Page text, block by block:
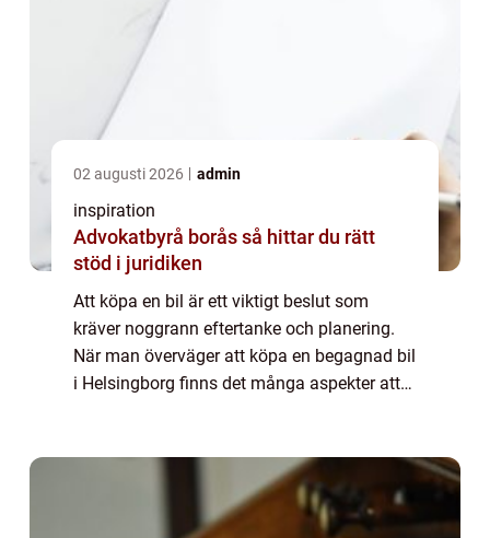
02 augusti 2026 admin
inspiration
Advokatbyrå borås så hittar du rätt
stöd i juridiken
Att köpa en bil är ett viktigt beslut som
kräver noggrann eftertanke och planering.
När man överväger att köpa en begagnad bil
i Helsingborg finns det många aspekter att